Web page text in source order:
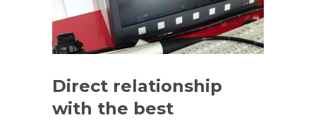
IMAGE GALLERY
DON’T FORGET THEM
CATALÀ
ENGLISH
Direct relationship
with the best